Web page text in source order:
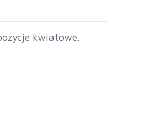
kwiatowe.